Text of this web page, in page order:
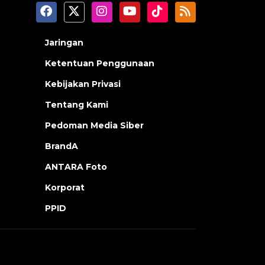
Jaringan
Ketentuan Penggunaan
Kebijakan Privasi
Tentang Kami
Pedoman Media Siber
BrandA
ANTARA Foto
Korporat
PPID